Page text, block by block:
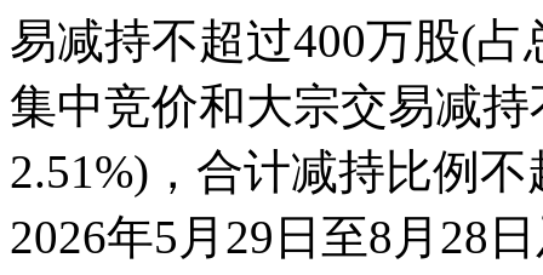
易减持不超过400万股(
集中竞价和大宗交易减
2.51%)，合计减持比例
2026年5月29日至8月28